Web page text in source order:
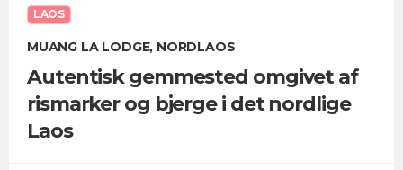
LAOS
MUANG LA LODGE, NORDLAOS
Autentisk gemmested omgivet af
rismarker og bjerge i det nordlige
Laos